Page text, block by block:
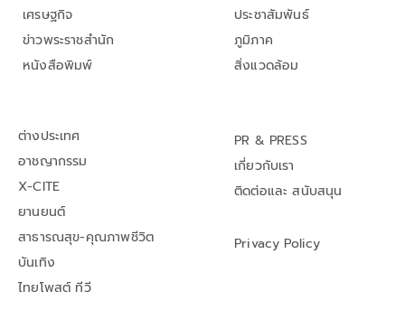
เศรษฐกิจ
ข่าวพระราชสำนัก
หนังสือพิมพ์
ประชาสัมพันธ์
ภูมิภาค
สิ่งแวดล้อม
ต่างประเทศ
อาชญากรรม
X-CITE
ยานยนต์
สาธารณสุข-คุณภาพชีวิต
บันเทิง
ไทยโพสต์ ทีวี
PR & PRESS
เกี่ยวกับเรา
ติดต่อและ สนับสนุน
Privacy Policy